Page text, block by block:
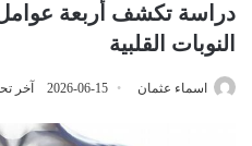
دراسة تكشف أربعة
النوبات القلبية
اسماء عثمان 2026-06-15 آخر تحديث: